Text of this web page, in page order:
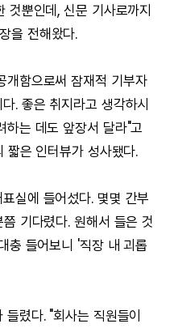
것뿐인데, 신문 기사로까지
을 전해왔다.
개함으로써 잠재적 기부자
. 좋은 취지라고 생각하시
하는 데도 앞장서 달라"고
은 인터뷰가 성사됐다.
실에 들어섰다. 몇몇 간부
기다렸다. 원해서 들은 것
충 들어보니 '직장 내 괴롭
렸다. "회사는 직원들이